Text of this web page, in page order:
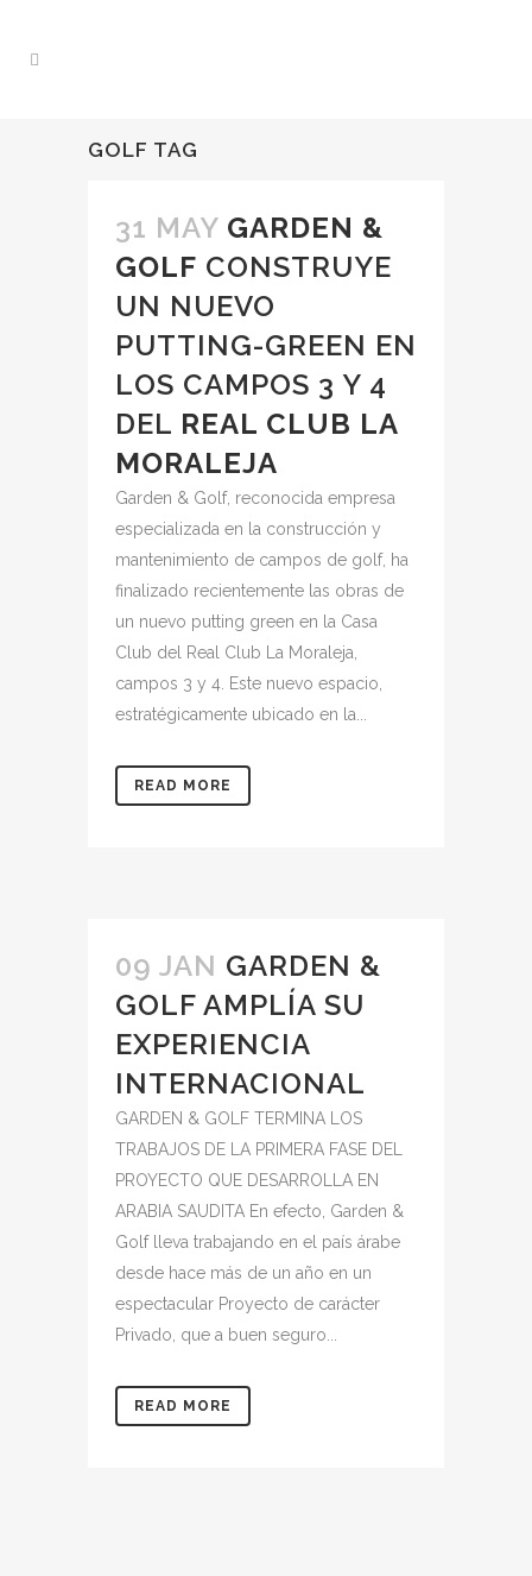
GOLF TAG
31 MAY GARDEN &
GOLF CONSTRUYE
UN NUEVO
PUTTING-GREEN EN
LOS CAMPOS 3 Y 4
DEL REAL CLUB LA
MORALEJA
Garden & Golf, reconocida empresa
especializada en la construcción y
mantenimiento de campos de golf, ha
finalizado recientemente las obras de
un nuevo putting green en la Casa
Club del Real Club La Moraleja,
campos 3 y 4. Este nuevo espacio,
estratégicamente ubicado en la...
READ MORE
09 JAN GARDEN &
GOLF AMPLÍA SU
EXPERIENCIA
INTERNACIONAL
GARDEN & GOLF TERMINA LOS
TRABAJOS DE LA PRIMERA FASE DEL
PROYECTO QUE DESARROLLA EN
ARABIA SAUDITA En efecto, Garden &
Golf lleva trabajando en el país árabe
desde hace más de un año en un
espectacular Proyecto de carácter
Privado, que a buen seguro...
READ MORE